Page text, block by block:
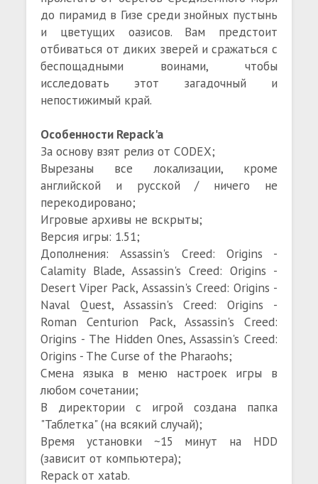
до пирамид в Гизе среди знойных пустынь
и цветущих оазисов. Вам предстоит
отбиваться от диких зверей и сражаться с
беспощадными воинами, чтобы
исследовать этот загадочный и
непостижимый край.
Особенности Repack'a
За основу взят релиз от CODEX;
Вырезаны все локализации, кроме
английской и русской / ничего не
перекодировано;
Игровые архивы не вскрыты;
Версия игры: 1.51;
Дополнения: Assassin's Creed: Origins -
Calamity Blade, Assassin's Creed: Origins -
Desert Viper Pack, Assassin's Creed: Origins -
Naval Quest, Assassin's Creed: Origins -
Roman Centurion Pack, Assassin's Creed:
Origins - The Hidden Ones, Assassin's Creed:
Origins - The Curse of the Pharaohs;
Смена языка в меню настроек игры в
любом сочетании;
В директории с игрой создана папка
"Таблетка" (на всякий случай);
Время установки ~15 минут на HDD
(зависит от компьютера);
Repack от xatab.